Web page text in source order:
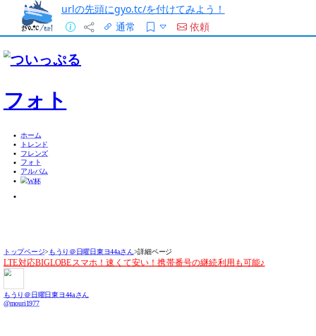
urlの先頭にgyo.tc/を付けてみよう！
通常
依頼